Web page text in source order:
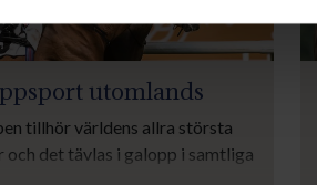
utomlands
tillhör världens allra största
och det tävlas i galopp i samtliga